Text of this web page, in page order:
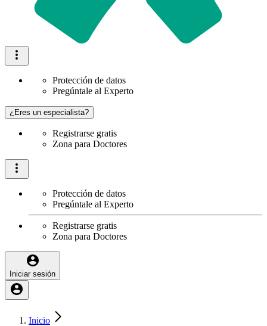
Protección de datos
Pregúntale al Experto
¿Eres un especialista?
Registrarse gratis
Zona para Doctores
Protección de datos
Pregúntale al Experto
Registrarse gratis
Zona para Doctores
Iniciar sesión
Inicio